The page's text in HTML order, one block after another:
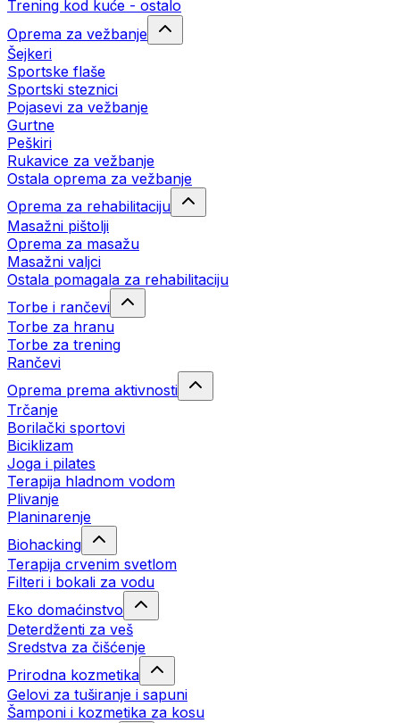
Trening kod kuće - ostalo
Oprema za vežbanje
Šejkeri
Sportske flaše
Sportski steznici
Pojasevi za vežbanje
Gurtne
Peškiri
Rukavice za vežbanje
Ostala oprema za vežbanje
Oprema za rehabilitaciju
Masažni pištolji
Oprema za masažu
Masažni valjci
Ostala pomagala za rehabilitaciju
Torbe i rančevi
Torbe za hranu
Torbe za trening
Rančevi
Oprema prema aktivnosti
Trčanje
Borilački sportovi
Biciklizam
Joga i pilates
Terapija hladnom vodom
Plivanje
Planinarenje
Biohacking
Terapija crvenim svetlom
Filteri i bokali za vodu
Eko domaćinstvo
Deterdženti za veš
Sredstva za čišćenje
Prirodna kozmetika
Gelovi za tuširanje i sapuni
Šamponi i kozmetika za kosu